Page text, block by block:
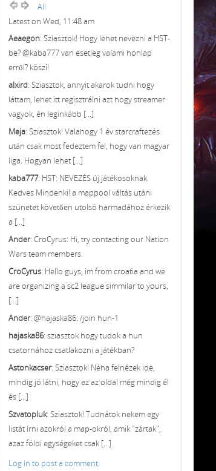
All
Latest on Wed, 11:48 am
Aeaegon: Sziasztok! Hogy lehet nevezni a HST-
be? @kaba777 van esetleg valami honlap
erről? köszi!
alxird: Sziasztok, annyit akarok tudni hogy
láttam, lehet itt regisztrálni azt hogy streamer
vagyok, én leginkább [...]
Meja: Sziasztok! Valahogy 1 év starcraftezés
után csak most fedeztem fel, hogy van magyar
liga. Hogyan lehet [...]
kaba777: HST: NEVEZÉS új játékosoknak.
Kedves Mindenki! a mappool váltás utáni
szünetet követően utolsó harmadához érkezik
a [...]
Ander: CroCyrus: Hi, try contacting our Nation
Wars team members.
CroCyrus: Hello guys, im from croatia and we
are organizing a sc2 league simmilar to yours,
[...]
Ander: @hajaska86: /join hun-1
hajaska86: sziasztok hogy tudok a hun
csatornához csatlakozni a játékban?
Astonkacser: Sziasztok! Néha felnézek ide,
mindig jó látni, hogy ez az oldal még mindig él
és [...]
Szvatopluk: Sziasztok! Tudnátok nekem egy
listát írni azokról a map-okról, amik "zártak",
azaz földi egységeket csak [...]
Log in to post a comment.